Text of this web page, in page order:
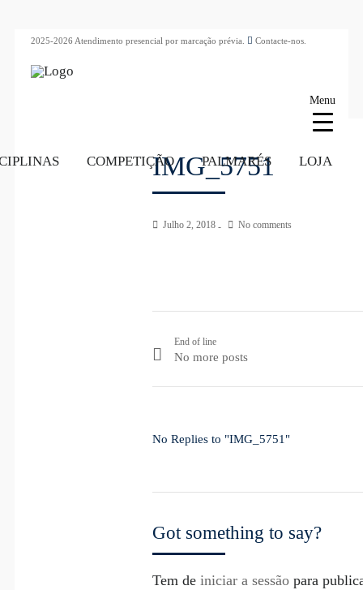
2025-2026 Atendimento presencial por marcação prévia. Contacte-nos.
COMPETIÇÃO PALMARÉS LOJA
IMG_5751
Julho 2, 2018 No comments
End of line
No more posts
No Replies to "IMG_5751"
Got something to say?
Tem de iniciar a sessãopara
Menu